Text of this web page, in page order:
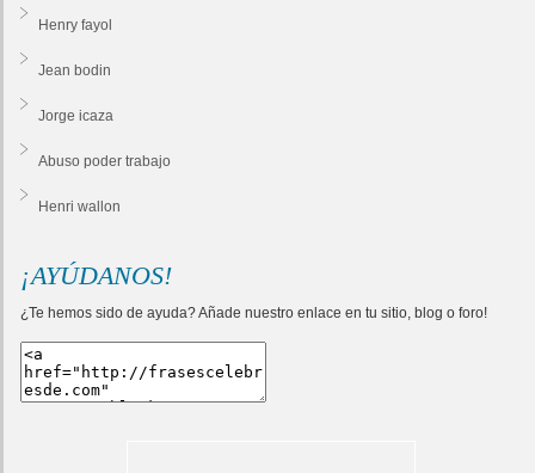
Henry fayol
Jean bodin
Jorge icaza
Abuso poder trabajo
Henri wallon
¡AYÚDANOS!
¿Te hemos sido de ayuda? Añade nuestro enlace en tu sitio, blog o foro!